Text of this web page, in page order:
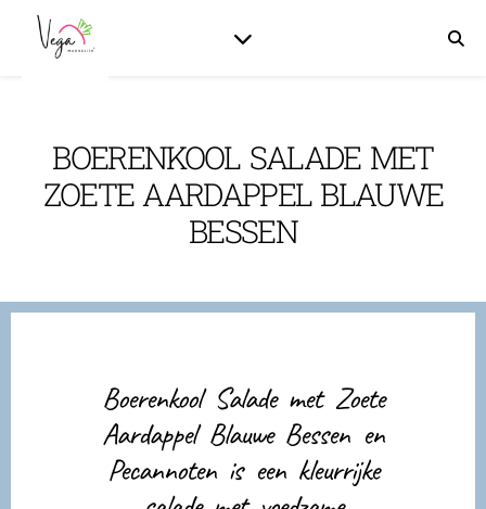
BOERENKOOL SALADE MET
ZOETE AARDAPPEL BLAUWE
BESSEN
Boerenkool Salade met Zoete
Aardappel Blauwe Bessen en
Pecannoten is een kleurrijke